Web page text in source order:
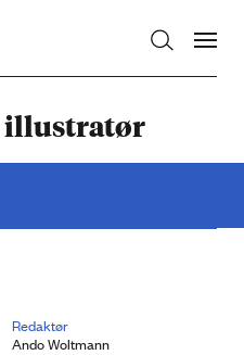
illustratør
Redaktør
Ando Woltmann